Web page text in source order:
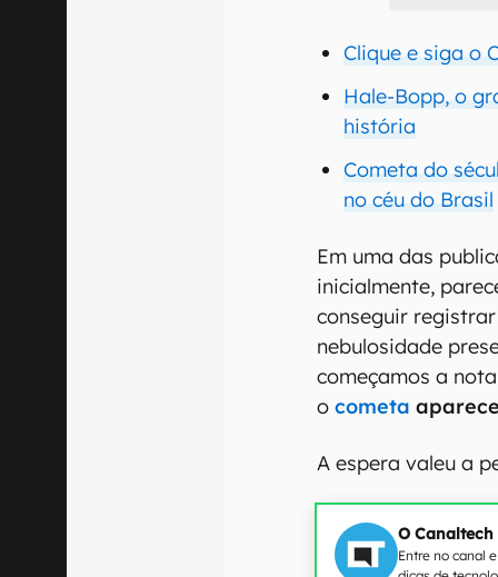
Clique e siga o
Hale-Bopp, o
história
Cometa do
no céu do Brasil
Em uma das
inicialmente,
conseguir
nebulosidade
começamos a
ocometa
A espera valeu a
O
Entre no canal